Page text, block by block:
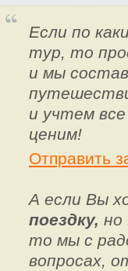
Если по
тур, то
и мы
и учтем
ценим!
Отправить
А если Вы
поездку, но
то мы с
вопросах,